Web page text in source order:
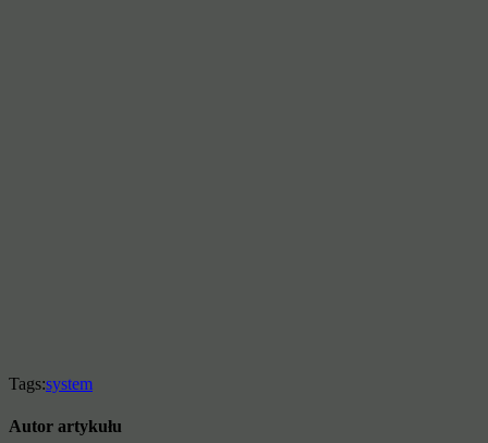
Tags:system
Autor artykułu